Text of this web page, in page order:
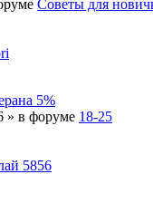
Советы для
5%
» в форуме 18-25
5856